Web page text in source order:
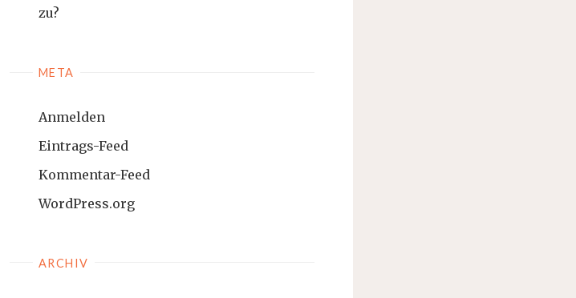
zu?
META
Anmelden
Eintrags-Feed
Kommentar-Feed
WordPress.org
ARCHIV